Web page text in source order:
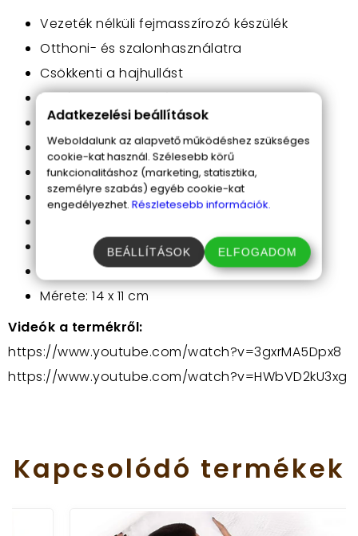
Vezeték nélküli fejmasszírozó készülék
Otthoni- és szalonhasználatra
Csökkenti a hajhullást
Erősíti a hajhagymákat
Fokozza a vérkeringést
Elegáns tartóban
A mellékelt USB kábellel tölthető
Töltés közben pirosan világító LED
A masszázs korongok kivehetők
Tisztítása egyszerű
Mérete: 14 x 11 cm
Videók a termékről:
https://www.youtube.com/watch?v=3gxrMA5Dpx8
https://www.youtube.com/watch?v=HWbVD2kU3xg
Kapcsolódó termékek
Adatkezelési beállítások
Weboldalunk az alapvető működéshez szükséges
cookie-kat használ. Szélesebb körű
funkcionalitáshoz (marketing, statisztika,
személyre szabás) egyéb cookie-kat
engedélyezhet. Részletesebb információk.
BEÁLLÍTÁSOK ELFOGADOM